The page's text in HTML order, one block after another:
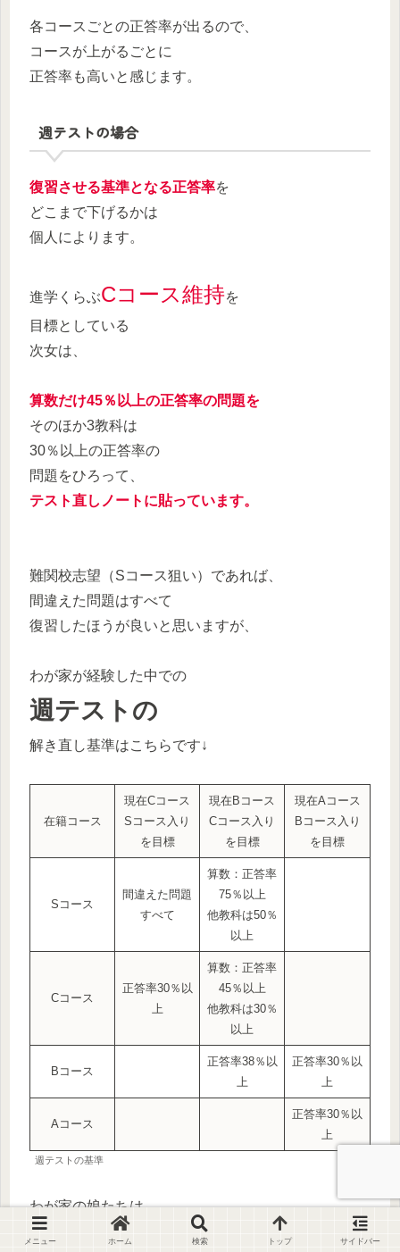
各コースごとの正答率が出るので、
コースが上がるごとに
正答率も高いと感じます。
週テストの場合
復習させる基準となる正答率を
どこまで下げるかは
個人によります。
進学くらぶCコース維持を
目標としている
次女は、
算数だけ45％以上の正答率の問題を
そのほか3教科は
30％以上の正答率の
問題をひろって、
テスト直しノートに貼っています。
難関校志望（Sコース狙い）であれば、
間違えた問題はすべて
復習したほうが良いと思いますが、
わが家が経験した中での
週テストの
解き直し基準はこちらです↓
在籍コース
現在Cコース
Sコース入り
を目標
現在Bコース
Cコース入り
を目標
現在Aコース
Bコース入り
を目標
Sコース
間違えた問題
すべて
算数：正答率
75％以上
他教科は50％
以上
Cコース
正答率30％以
上
算数：正答率
45％以上
他教科は30％
以上
Bコース
正答率38％以
上
正答率30％以
上
Aコース
正答率30％以
上
週テストの基準
わが家の娘たちは
「算数」が苦手
メニュー ホーム 検索 トップ サイドバー